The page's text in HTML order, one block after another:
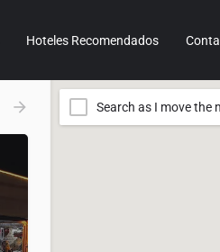
Hoteles Recomendados
Search as I move the